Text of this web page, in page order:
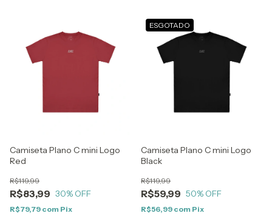
Camiseta Plano C mini Logo
Red
R$83,99
R$119,99
30% OFF
R$79,79 com Pix
ESGOTADO
Camiseta Plano C mini Logo
Black
R$59,99
R$119,99
50% OFF
R$56,99 com Pix